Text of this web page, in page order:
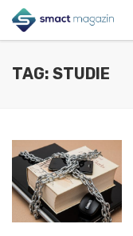
TAG: STUDIE